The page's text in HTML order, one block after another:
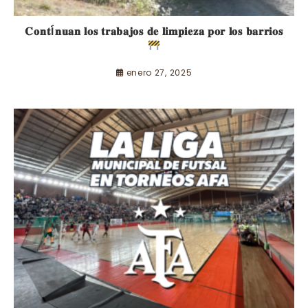
𝐂𝐨𝐧𝐭Í𝐧𝐮𝐚𝐧 𝐥𝐨𝐬 𝐭𝐫𝐚𝐛𝐚𝐣𝐨𝐬 𝐝𝐞 𝐥𝐢𝐦𝐩𝐢𝐞𝐳𝐚 𝐩𝐨𝐫 𝐥𝐨𝐬 𝐛𝐚𝐫𝐫𝐢𝐨𝐬
enero 27, 2025